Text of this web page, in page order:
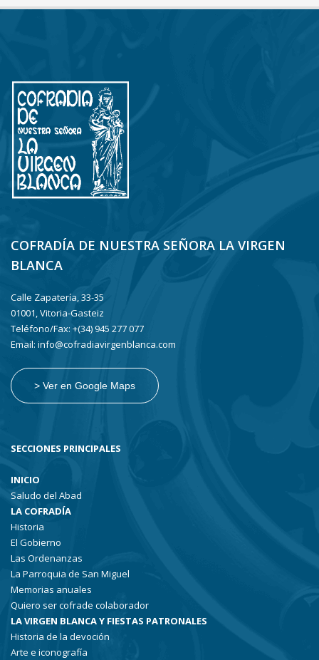
COFRADÍA DE NUESTRA SEÑORA LA VIRGEN
BLANCA
Calle Zapatería, 33-35
01001, Vitoria-Gasteiz
Teléfono/Fax: +(34) 945 277 077
Email: info@cofradiavirgenblanca.com
> Ver en Google Maps
SECCIONES PRINCIPALES
INICIO
Saludo del Abad
LA COFRADÍA
Historia
El Gobierno
Las Ordenanzas
La Parroquia de San Miguel
Memorias anuales
Quiero ser cofrade colaborador
LA VIRGEN BLANCA Y FIESTAS PATRONALES
Historia de la devoción
Arte e iconografía